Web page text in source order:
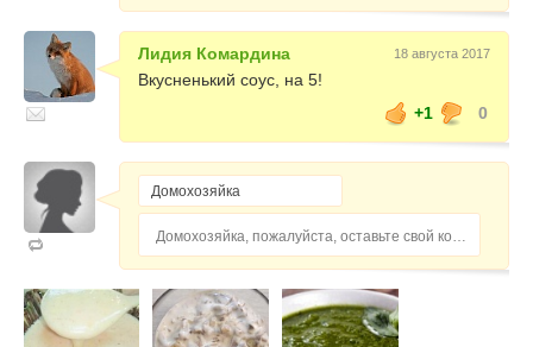
Лидия Комардина 18 августа 2017
Вкусненький соус, на 5!
+1
0
Домохозяйка, пожалуйста, оставьте свой комментарий...